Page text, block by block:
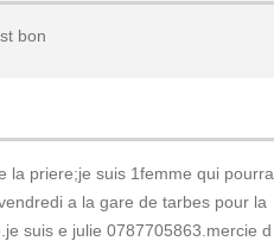
bon
la priere;je suis 1femme qui pourra
a la gare de tarbes pour la
suis e julie 0787705863.mercie d